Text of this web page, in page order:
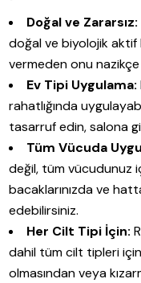
Doğal ve Zararsız:
doğal ve biyolojik aktif
vermeden onu
Ev Tipi Uygulama:
rahatlığında
tasarruf edin, salona
Tüm Vücuda
değil, tüm vücudunuz
bacaklarınızda ve
edebilirsiniz.
Her Cilt Tipi İçin:
dahil tüm cilt tipleri
olmasından veya